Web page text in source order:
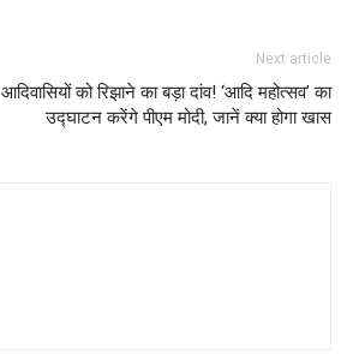
Next article
आदिवासियों को रिझाने का बड़ा दांव! ‘आदि महोत्सव’ का
उद्घाटन करेंगे पीएम मोदी, जानें क्या होगा खास